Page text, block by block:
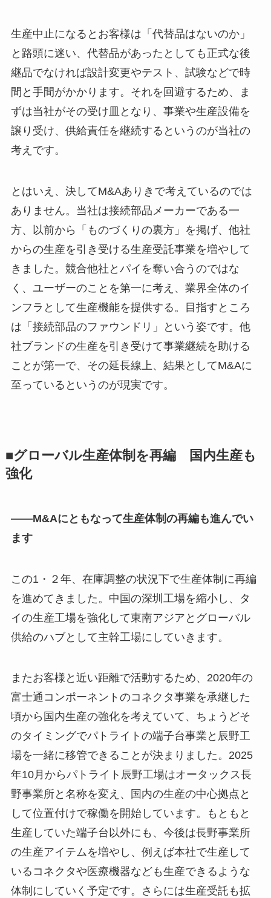
生産中止になるとお客様は「代替品はないのか」
と路頭に迷い、代替品があったとしても正式な後
継品でなければ設計変更やテスト、試験などで時
間と手間がかかります。それを回避するため、ま
ずは当社がその受け皿となり、事業や生産設備を
譲り受け、供給責任を継続するというのが当社の
考えです。
とはいえ、決してM&Aありきで考えているのでは
ありません。当社は接続部品メーカーである一
方、以前から「ものづくりの裏方」を掲げ、他社
からの生産を引き受ける生産受託事業を増やして
きました。競合他社とパイを奪い合うのではな
く、ユーザーのことを第一に考え、業界全体のイ
ンフラとして生産機能を提供する。目指すところ
は「接続部品のファウンドリ」という姿です。他
社ブランドの生産を引き受けて事業継続を助ける
ことが第一で、その延長線上、結果としてM&Aに
至っているというのが現実です。
■グローバル生産体制を再編 国内生産も
強化
――M&Aにともなって生産体制の再編も進んでい
ます
この1・２年、在庫調整の状況下で生産体制に再編
を進めてきました。中国の深圳工場を縮小し、タ
イの生産工場を強化して東南アジアとグローバル
供給のハブとして主幹工場にしていきます。
またお客様と近い距離で活動するため、2020年の
富士通コンポーネントのコネクタ事業を承継した
頃から国内生産の強化を考えていて、ちょうどそ
のタイミングでパトライトの端子台事業と辰野工
場を一緒に移管できることが決まりました。2025
年10月からパトライト辰野工場はオータックス長
野事業所と名称を変え、国内の生産の中心拠点と
して位置付けで稼働を開始しています。もともと
生産していた端子台以外にも、今後は長野事業所
の生産アイテムを増やし、例えば本社で生産して
いるコネクタや医療機器なども生産できるような
体制にしていく予定です。さらには生産受託も拡